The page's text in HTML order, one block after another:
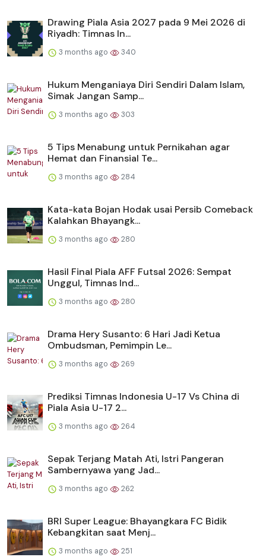
Drawing Piala Asia 2027 pada 9 Mei 2026 di
Riyadh: Timnas In...
3 months ago 340
Hukum Menganiaya Diri Sendiri Dalam Islam,
Simak Jangan Samp...
3 months ago 303
5 Tips Menabung untuk Pernikahan agar
Hemat dan Finansial Te...
3 months ago 284
Kata-kata Bojan Hodak usai Persib Comeback
Kalahkan Bhayangk...
3 months ago 280
Hasil Final Piala AFF Futsal 2026: Sempat
Unggul, Timnas Ind...
3 months ago 280
Drama Hery Susanto: 6 Hari Jadi Ketua
Ombudsman, Pemimpin Le...
3 months ago 269
Prediksi Timnas Indonesia U-17 Vs China di
Piala Asia U-17 2...
3 months ago 264
Sepak Terjang Matah Ati, Istri Pangeran
Sambernyawa yang Jad...
3 months ago 262
BRI Super League: Bhayangkara FC Bidik
Kebangkitan saat Menj...
3 months ago 251